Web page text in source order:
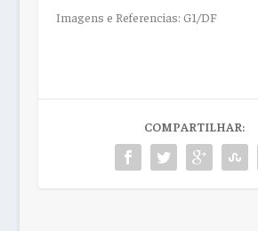
Imagens e Referencias: G1/DF
COMPARTILHAR: